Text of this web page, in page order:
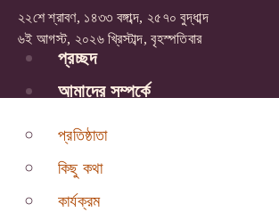
২২শে শ্রাবণ, ১৪৩৩ বঙ্গাব্দ, ২৫৭০ বুদ্ধাব্দ
৬ই আগস্ট, ২০২৬ খ্রিস্টাব্দ, বৃহস্পতিবার
প্রচ্ছদ
আমাদের সম্পর্কে
প্রতিষ্ঠাতা
কিছু কথা
কার্যক্রম